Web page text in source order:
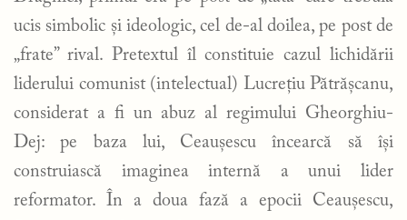
ucis simbolic şi ideologic, cel de-al doilea, pe post de
„frate” rival. Pretextul îl constituie cazul lichidării
liderului comunist (intelectual) Lucrețiu Pătrăşcanu,
considerat a fi un abuz al regimului Gheorghiu-
Dej: pe baza lui, Ceauşescu încearcă să îşi
construiască imaginea internă a unui lider
reformator. În a doua fază a epocii Ceauşescu,